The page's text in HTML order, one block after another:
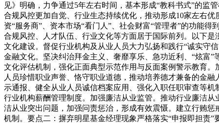
见》明确，力争通过5年左右时间，基本形成“教科书式”的监
合规风控更加自觉、行业生态持续优化，推动形成10家左右
资“服务商”、资本市场“看门人”、社会财富“管理者”的功能
合规风控、人才队伍、行业文化等方面居于国际前列。以下
文化建设。督促行业机构及从业人员大力弘扬和践行“诚实守
金融文化。坚决纠治拜金主义、奢靡享乐、急功近利、“炫富
文化评估机制，强化正面典型示范作用与反面案例警示教育
人员珍惜职业声誉、恪守职业道德，推动培养德才兼备的金
示通报、健全从业人员诚信档案应用、强化入职任职审查等
行业机构薪酬管理制度。加强廉洁从业监管。推动行业廉洁
洁从业突出问题，加强问责惩治，形成有效震慑。建立行贿
机制。要点二：摒弃明星基金经理现象严格落实“申报即担责